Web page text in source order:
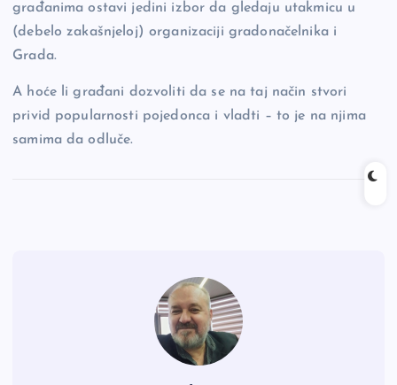
građanima ostavi jedini izbor da gledaju utakmicu u
(debelo zakašnjeloj) organizaciji gradonačelnika i
Grada.
A hoće li građani dozvoliti da se na taj način stvori
privid popularnosti pojedonca i vladti – to je na njima
samima da odluče.